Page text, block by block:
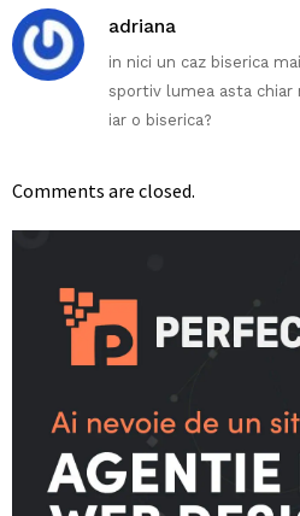
adriana
in nici un caz biserica
sportiv lumea asta chiar
iar o biserica?
Comments are closed.